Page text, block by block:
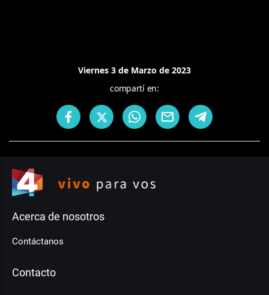
Viernes 3 de Marzo de 2023
compartí en:
Acerca de nosotros
Contáctanos
Contacto